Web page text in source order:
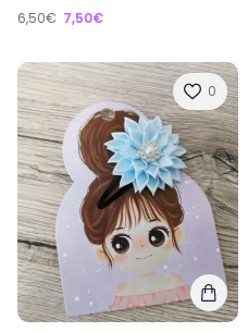
6,50€ 7,50€
0